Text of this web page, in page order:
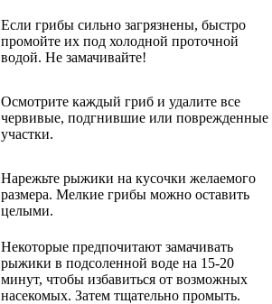
Если грибы сильно загрязнены, быстро
промойте их под холодной проточной
водой. Не замачивайте!
Осмотрите каждый гриб и удалите все
червивые, подгнившие или поврежденные
участки.
Нарежьте рыжики на кусочки желаемого
размера. Мелкие грибы можно оставить
целыми.
Некоторые предпочитают замачивать
рыжики в подсоленной воде на 15-20
минут, чтобы избавиться от возможных
насекомых. Затем тщательно промыть.